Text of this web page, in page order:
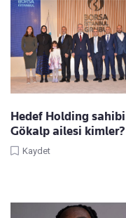
Hedef Holding sahibi
Gökalp ailesi kimler?
Kaydet